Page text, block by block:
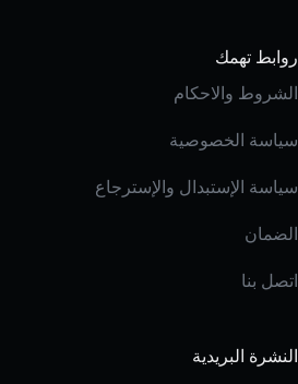
روابط تهمك
الشروط والاحكام
سياسة الخصوصية
سياسة الإستبدال والإسترجاع
الضمان
اتصل بنا
النشرة البريدية